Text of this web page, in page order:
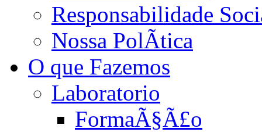
Responsabilidade
Nossa PolÃ­tica
O que Fazemos
Laboratorio
FormaÃ§Ã£o